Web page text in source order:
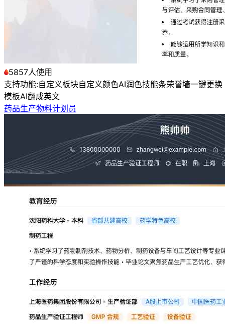
5857人使用
支持功能:自定义板块自定义颜色AI润色技能条荣誉墙一键更换
模板AI翻成英文
药品生产物料计划员